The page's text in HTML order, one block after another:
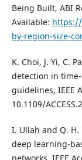
Being Built, ABI
Available:
by-region-size-
K. Choi, J. Yi, C.
detection in
guidelines, IEEE
10.1109/
I. Ullah and Q.
deep learning-